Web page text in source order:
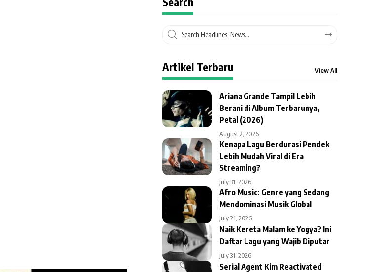
Artikel Terbaru View All
Ariana Grande Tampil Lebih
Berani di Album Terbarunya,
Petal (2026)
August 2, 2026
Kenapa Lagu Berdurasi Pendek
Lebih Mudah Viral di Era
Streaming?
July 31, 2026
Afro Music: Genre yang Sedang
Mendominasi Musik Global
July 21, 2026
Naik Kereta Malam ke Yogya? Ini
Daftar Lagu yang Wajib Diputar
July 31, 2026
Serial Agent Kim Reactivated